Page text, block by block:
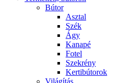
Bútor
Asztal
Szék
Ágy
Kanapé
Fotel
Szekrény
Kertibútorok
Világítás